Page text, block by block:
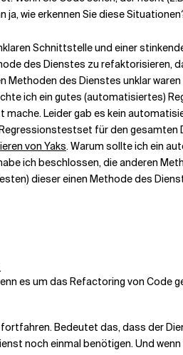
wie erkennen Sie diese
Schnittstelle und einer
des Dienstes zu refaktorisieren,
Methoden des Dienstes unklar
ich ein gutes (automatisiertes)
Leider gab es kein
für den gesamten
von Yaks. Warum sollte ich ein
ich beschlossen, die anderen
dieser einen Methode des
es um das Refactoring von Code
Bedeutet das, dass der
noch einmal benötigen. Und